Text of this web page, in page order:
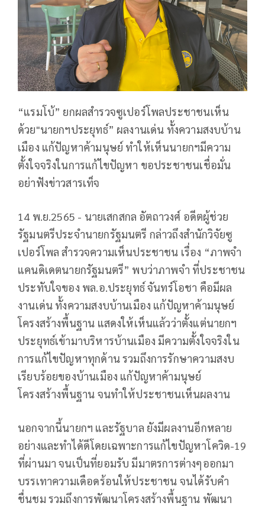
“แรมโบ้” ยกผลสำรวจซูเปอร์โพลประชาชนเห็น
ด้วย"นายกฯประยุทธ์” ผลงานเด่น ทั้งความสงบบ้าน
เมือง แก้ปัญหาค้ามนุษย์ ทำให้เห็นนายกฯมีความ
ตั้งใจจริงในการแก้ไขปัญหา ขอประชาชนเชื่อมั่น
อย่าฟังข่าวสารเท็จ
14 พ.ย.2565 - นายเสกสกล อัตถาวงศ์ อดีตผู้ช่วย
รัฐมนตรีประจำนายกรัฐมนตรี กล่าวถึงสำนักวิจัยซู
เปอร์โพล สำรวจความเห็นประชาชน เรื่อง “ภาพจำ
แคนดิเดตนายกรัฐมนตรี” พบว่าภาพจำ ที่ประชาชน
ประทับใจของ พล.อ.ประยุทธ์ จันทร์โอชา คือมีผล
งานเด่น ทั้งความสงบบ้านเมือง แก้ปัญหาค้ามนุษย์
โครงสร้างพื้นฐาน แสดงให้เห็นแล้วว่าตั้งแต่นายกฯ
ประยุทธ์เข้ามาบริหารบ้านเมือง มีความตั้งใจจริงใน
การแก้ไขปัญหาทุกด้าน รวมถึงการรักษาความสงบ
เรียบร้อยของบ้านเมือง แก้ปัญหาค้ามนุษย์
โครงสร้างพื้นฐาน จนทำให้ประชาชนเห็นผลงาน
นอกจากนี้นายกฯ และรัฐบาล ยังมีผลงานอีกหลาย
อย่างและทำได้ดีโดยเฉพาะการแก้ไขปัญหาโควิด-19
ที่ผ่านมา จนเป็นที่ยอมรับ มีมาตรการต่างๆออกมา
บรรเทาความเดือดร้อนให้ประชาชน จนได้รับคำ
ชื่นชม รวมถึงการพัฒนาโครงสร้างพื้นฐาน พัฒนา